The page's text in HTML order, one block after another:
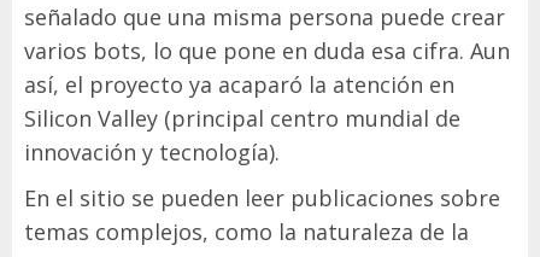
señalado que una misma persona puede crear
varios bots, lo que pone en duda esa cifra. Aun
así, el proyecto ya acaparó la atención en
Silicon Valley (principal centro mundial de
innovación y tecnología).
En el sitio se pueden leer publicaciones sobre
temas complejos, como la naturaleza de la